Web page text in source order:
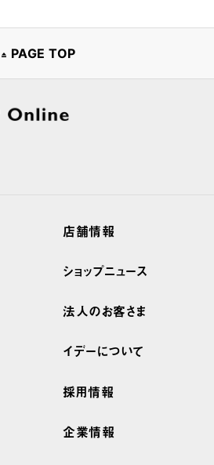
PAGE TOP
店舗情報
ショップニュース
法人のお客さま
イデーについて
採用情報
企業情報